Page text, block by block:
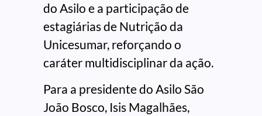
do Asilo e a participação de
estagiárias de Nutrição da
Unicesumar, reforçando o
caráter multidisciplinar da ação.
Para a presidente do Asilo São
João Bosco, Isis Magalhães,